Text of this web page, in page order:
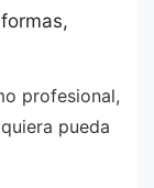
profesional,
pueda